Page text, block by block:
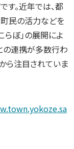
。近年では、都
町民の活力などを
らぼ」の展開によ
の連携が多数行わ
ら注目されていま